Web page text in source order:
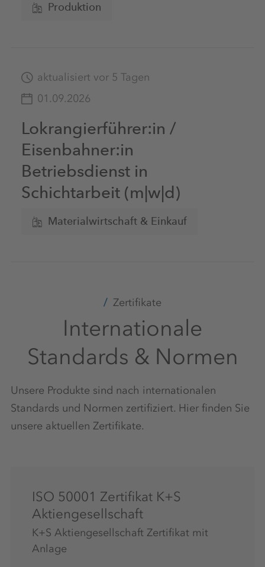
Produktion
aktualisiert vor 5 Tagen
01.09.2026
Lokrangierführer:in /
Eisenbahner:in
Betriebsdienst in
Schichtarbeit (m|w|d)
Materialwirtschaft & Einkauf
Zertifikate
Internationale
Standards & Normen
Unsere Produkte sind nach internationalen
Standards und Normen zertifiziert. Hier finden Sie
unsere aktuellen Zertifikate.
ISO 50001 Zertifikat K+S
Aktiengesellschaft
K+S Aktiengesellschaft Zertifikat mit
Anlage